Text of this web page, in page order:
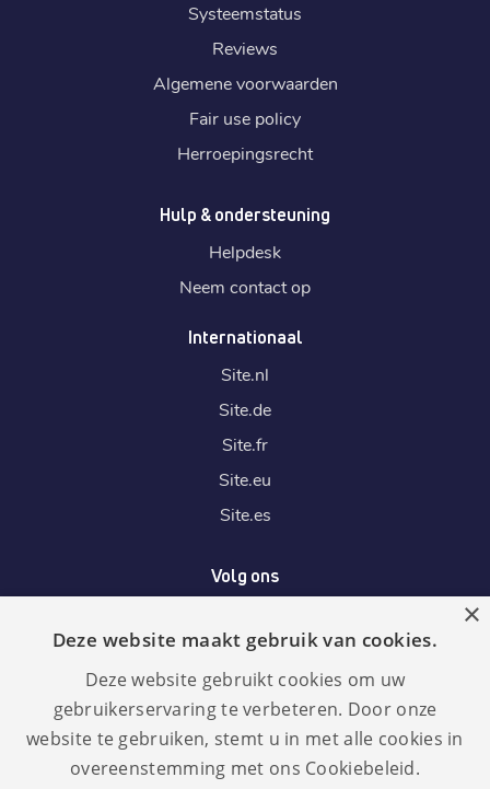
Systeemstatus
Reviews
Algemene voorwaarden
Fair use policy
Herroepingsrecht
Hulp & ondersteuning
Helpdesk
Neem contact op
Internationaal
Site.nl
Site.de
Site.fr
Site.eu
Site.es
Volg ons
Wij accepteren
×
Deze website maakt gebruik van cookies.
Deze website gebruikt cookies om uw
gebruikerservaring te verbeteren. Door onze
website te gebruiken, stemt u in met alle cookies in
overeenstemming met ons Cookiebeleid.